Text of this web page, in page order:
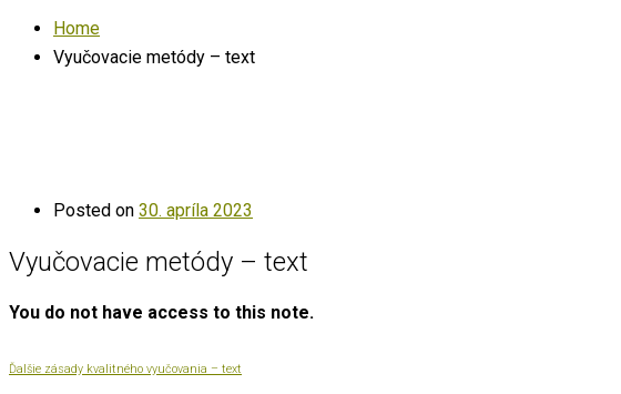
Home
Vyučovacie metódy – text
Posted on 30. apríla 2023
Vyučovacie metódy – text
You do not have access to this note.
Ďalšie zásady kvalitného vyučovania – text